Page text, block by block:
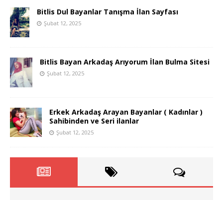
Bitlis Dul Bayanlar Tanışma İlan Sayfası
Şubat 12, 2025
Bitlis Bayan Arkadaş Arıyorum İlan Bulma Sitesi
Şubat 12, 2025
Erkek Arkadaş Arayan Bayanlar ( Kadınlar )
Sahibinden ve Seri ilanlar
Şubat 12, 2025